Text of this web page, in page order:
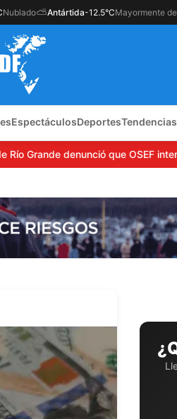
Nublado⛅Antártida-12.5°CMayormente
EspectáculosDeportesTendencias
Grande denunció que OSEF